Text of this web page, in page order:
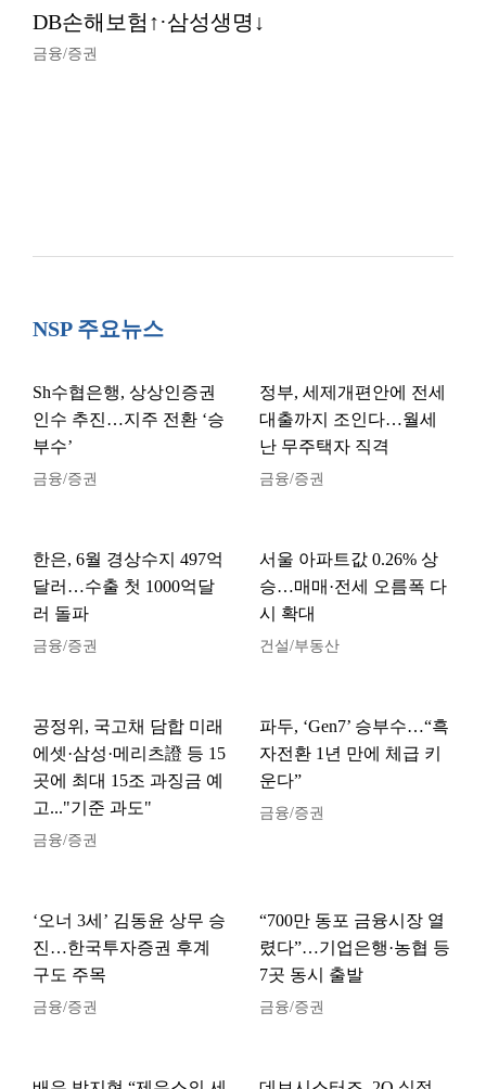
DB손해보험↑·삼성생명↓
금융/증권
NSP 주요뉴스
Sh수협은행, 상상인증권
인수 추진…지주 전환 ‘승
부수’
금융/증권
정부, 세제개편안에 전세
대출까지 조인다…월세
난 무주택자 직격
금융/증권
한은, 6월 경상수지 497억
달러…수출 첫 1000억달
러 돌파
금융/증권
서울 아파트값 0.26% 상
승…매매·전세 오름폭 다
시 확대
건설/부동산
공정위, 국고채 담합 미래
에셋·삼성·메리츠證 등 15
곳에 최대 15조 과징금 예
고..."기준 과도"
금융/증권
파두, ‘Gen7’ 승부수…“흑
자전환 1년 만에 체급 키
운다”
금융/증권
‘오너 3세’ 김동윤 상무 승
진…한국투자증권 후계
구도 주목
금융/증권
“700만 동포 금융시장 열
렸다”…기업은행·농협 등
7곳 동시 출발
금융/증권